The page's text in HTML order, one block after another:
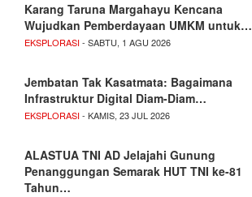
Karang Taruna Margahayu Kencana
Wujudkan Pemberdayaan UMKM untuk…
EKSPLORASI- SABTU, 1 AGU 2026
Jembatan Tak Kasatmata: Bagaimana
Infrastruktur Digital Diam-Diam…
EKSPLORASI- KAMIS, 23 JUL 2026
ALASTUA TNI AD Jelajahi Gunung
Penanggungan Semarak HUT TNI ke-81
Tahun…